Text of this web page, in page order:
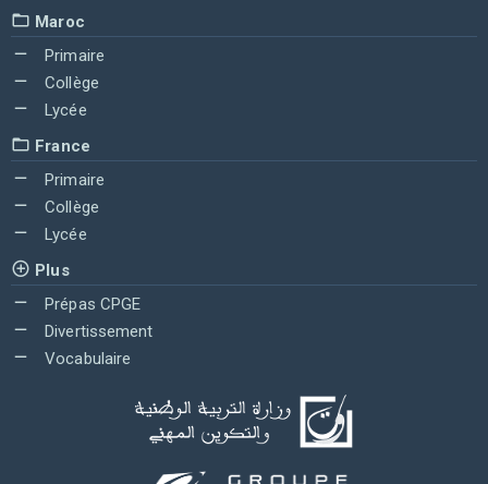
Maroc
Primaire
Collège
Lycée
France
Primaire
Collège
Lycée
Plus
Prépas CPGE
Divertissement
Vocabulaire